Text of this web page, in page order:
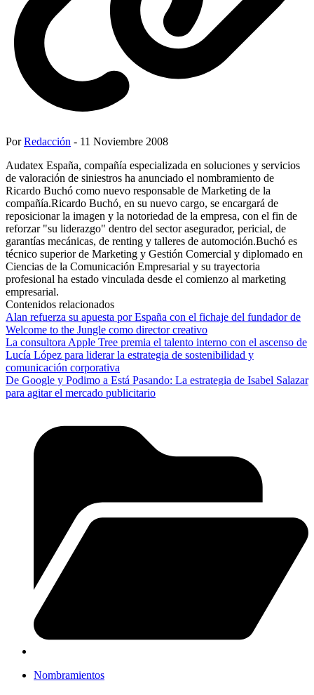
PorRedacción - 11 Noviembre 2008
Audatex España, compañía especializada en soluciones y servicios
de valoración de siniestros ha anunciado el nombramiento de
Ricardo Buchó como nuevo responsable de Marketing de la
compañía.Ricardo Buchó, en su nuevo cargo, se encargará de
reposicionar la imagen y la notoriedad de la empresa, con el fin de
reforzar "su liderazgo" dentro del sector asegurador, pericial, de
garantías mecánicas, de renting y talleres de automoción.Buchó es
técnico superior de Marketing y Gestión Comercial y diplomado en
Ciencias de la Comunicación Empresarial y su trayectoria
profesional ha estado vinculada desde el comienzo al marketing
empresarial.
Contenidos relacionados
Alan refuerza su apuesta por España con el fichaje del fundador de
Welcome to the Jungle como director creativo
La consultora Apple Tree premia el talento interno con el ascenso de
Lucía López para liderar la estrategia de sostenibilidad y
comunicación corporativa
De Google y Podimo a Está Pasando: La estrategia de Isabel Salazar
para agitar el mercado publicitario
Nombramientos